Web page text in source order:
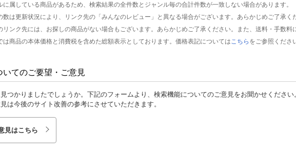
属している商品があるため、検索結果の全件数とジャンル毎の合計件数が一致しない場合があります。
は更新状況により、リンク先の「みんなのレビュー」と異なる場合がございます。あらかじめご了承く
ンク先には、お探しの商品がない場合もございます。あらかじめご了承ください。また、送料・手数料
商品の本体価格と消費税を含めた総額表示としております。価格表記については こちら をご参照くださ
いてのご要望・ご意見
つかりましたでしょうか。下記のフォームより、検索機能についてのご意見をお聞かせください
は今後のサイト改善の参考にさせていただきます。
見はこちら